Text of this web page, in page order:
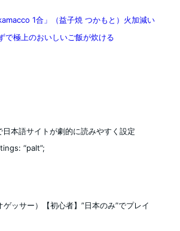
kamacco 1合」（益子焼 つかもと）火加減い
で極上のおいしいご飯が炊ける
日本語サイトが劇的に読みやすく設定
“palt”;
ッサー）【初心者】”日本のみ”でプレイ